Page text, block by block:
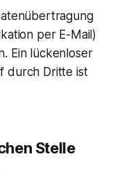
per E-Mail)
Ein lückenloser
durch Dritte ist
Stelle